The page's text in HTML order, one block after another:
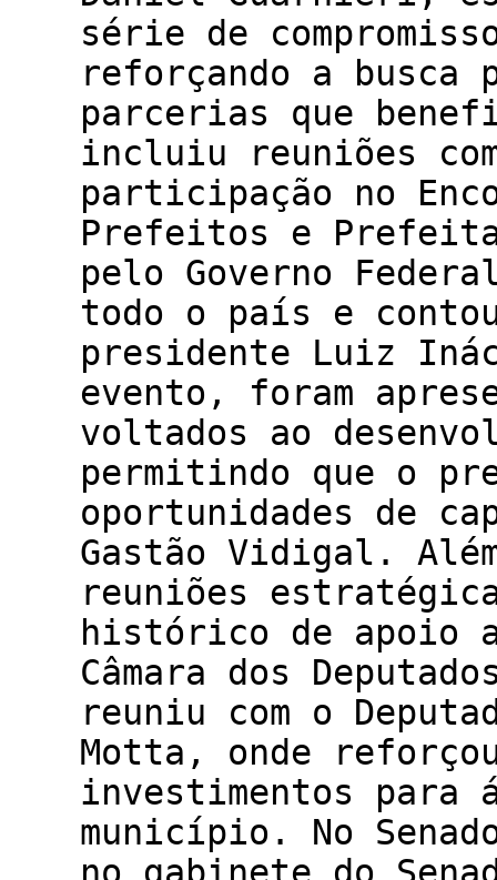
série de
reforçando a busca
parcerias que
incluiu reuniões
participação no
Prefeitos e
pelo Governo
todo o país e
presidente Luiz
evento, foram
voltados ao
permitindo que o
oportunidades de
Gastão Vidigal.
reuniões
histórico de apoio
Câmara dos
reuniu com o
Motta, onde
investimentos para
município. No